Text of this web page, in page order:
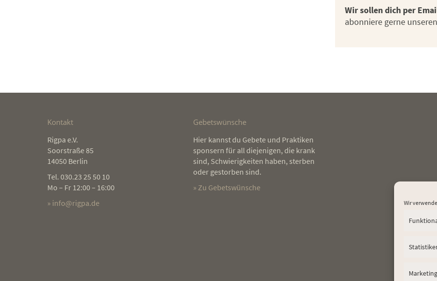
Wir
Marketing
Wir sollen dich per
abonniere gerne unseren
Kontakt
Rigpa e.V.
Soorstraße 85
14050 Berlin
Tel. 030.23 25 50 10
Mo – Fr 12:00 – 16:00
» info@rigpa.de
Gebetswünsche
Hier kannst du Gebete und Praktiken
sponsern für all diejenigen, die krank
sind, Schwierigkeiten haben, sterben
oder gestorben sind.
» Zu Gebetswünsche
Die Praxis der heilsamen Kraftquelle
hat mir nach dem Tod meiner Mutter
nicht nur Trost und Halt gespendet –
auf erstaunliche Weise hat sich die
Beziehung zu meiner Mutter über die
Zeit verändert, und es hat eine sehr
Ich habe vor drei Jahren angefangen
zu meditieren und seitdem nie
aufgehört. Warum? Meditation
bedeutet für mich Freiheit. Und das
ist etwas, was ich nirgendwo anders
gefunden habe. Nicht im Kampfsport,
gelassener und freier
ich lebe und wie ich
Elena Lustig